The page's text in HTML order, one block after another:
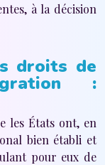
à la décision
droits de
:
les États ont, en
bien établi et
pour eux de